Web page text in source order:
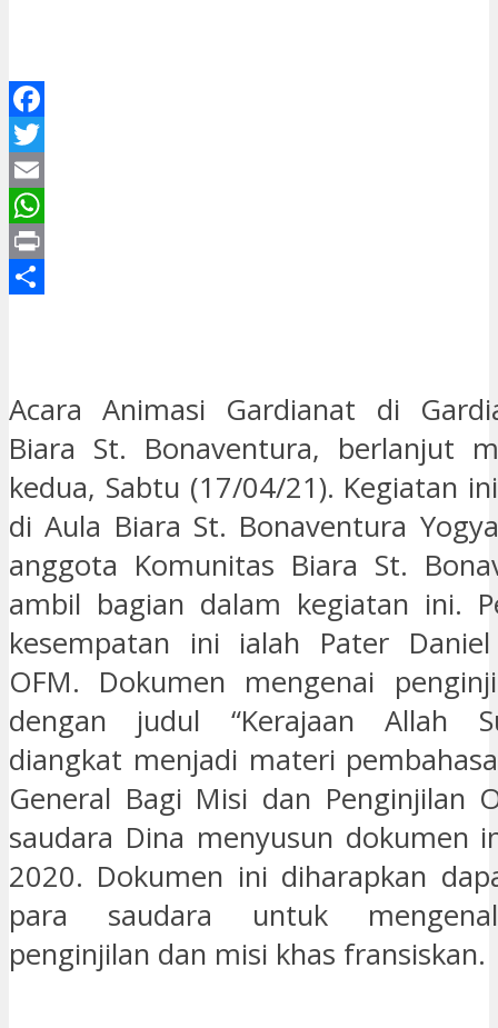
Facebook
Twitter
Email
WhatsApp
Print
Acara Animasi Gardianat di
Biara St. Bonaventura, berlanjut
kedua, Sabtu (17/04/21). Kegiatan
di Aula Biara St. Bonaventura
anggota Komunitas Biara St.
ambil bagian dalam kegiatan ini.
kesempatan ini ialah Pater
OFM. Dokumen mengenai
dengan judul “Kerajaan Allah
diangkat menjadi materi
General Bagi Misi dan Penginjilan
saudara Dina menyusun dokumen
2020. Dokumen ini diharapkan
para saudara untuk
penginjilan dan misi khas fransiskan.